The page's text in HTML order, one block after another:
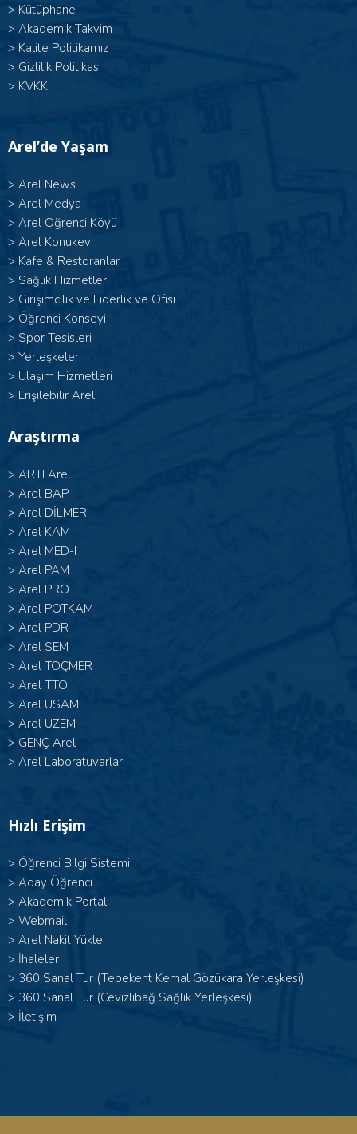
> Kütüphane
> Akademik Takvim
> Kalite Politikamız
> Gizlilik Politikası
> KVKK
Arel’de Yaşam
> Arel News
> Arel Medya
> Arel Öğrenci Köyü
> Arel Konukevi
> Kafe & Restoranlar
> Sağlık Hizmetleri
> Girişimcilik ve Liderlik ve Ofisi
> Öğrenci Konseyi
> Spor Tesisleri
> Yerleşkeler
> Ulaşım Hizmetleri
> Erişilebilir Arel
Araştırma
> ARTI Arel
> Arel BAP
> Arel DİLMER
> Arel KAM
> Arel MED-I
> Arel PAM
> Arel PRO
> Arel POTKAM
> Arel PDR
> Arel SEM
> Arel TOÇMER
> Arel TTO
> Arel USAM
> Arel UZEM
> GENÇ Arel
> Arel Laboratuvarları
Hızlı Erişim
> Öğrenci Bilgi Sistemi
> Aday Öğrenci
> Akademik Portal
> Webmail
> Arel Nakit Yükle
> İhaleler
> 360 Sanal Tur (Tepekent Kemal Gözükara Yerleşkesi)
> 360 Sanal Tur (Cevizlibağ Sağlık Yerleşkesi)
> İletişim